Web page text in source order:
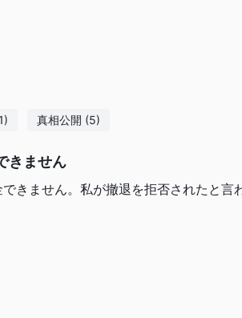
真相公開 (5)
きません
きません。私が撤退を拒否されたと言